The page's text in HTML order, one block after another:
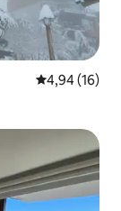
4,94 ud af 5 i
4,94 (16)